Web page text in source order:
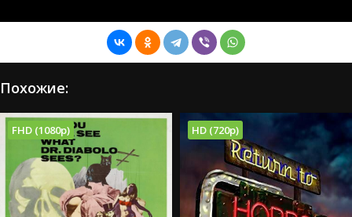
Похожие:
FHD (1080p) HD (720p)